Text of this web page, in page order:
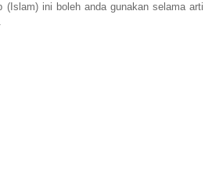
(Islam) ini boleh anda gunakan selama arti